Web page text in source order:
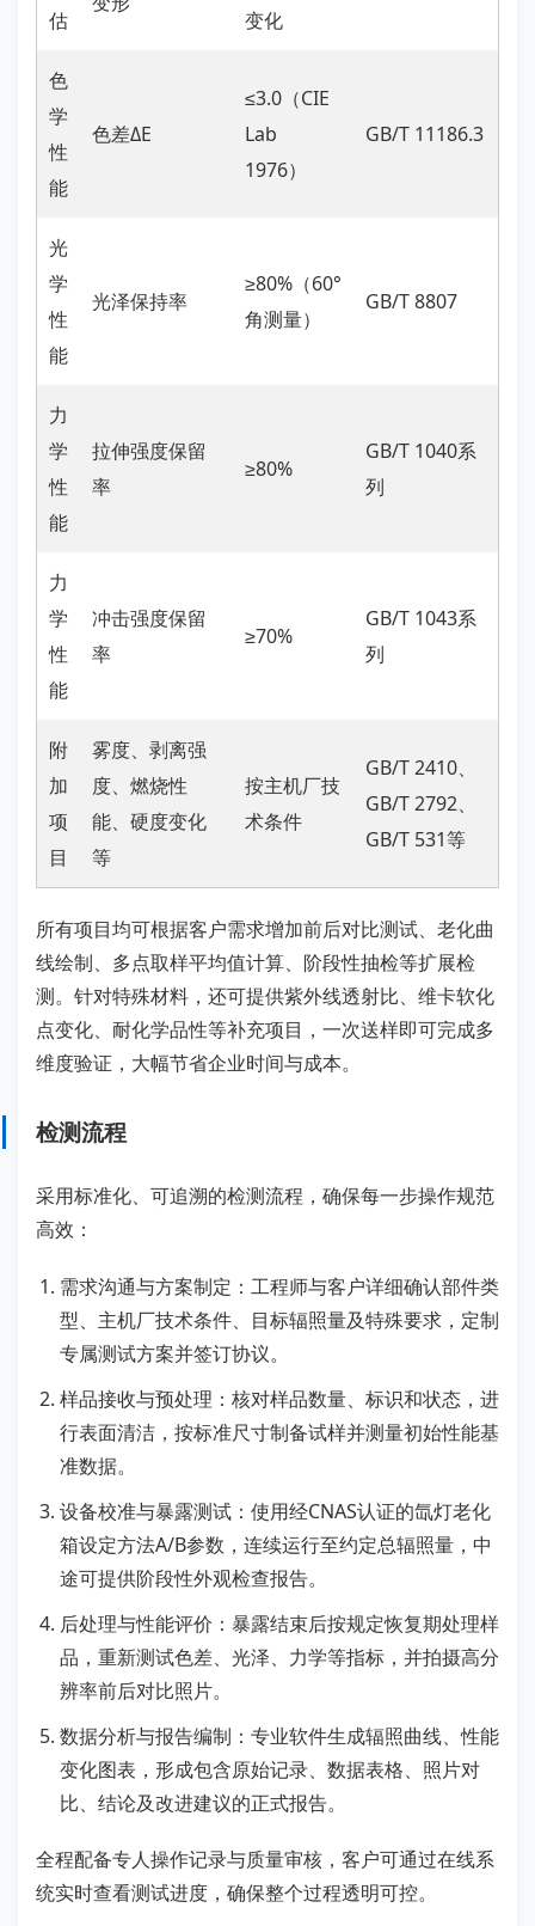
估 变化
色
学
性
能
色差ΔE
≤3.0（CIE
Lab
1976）
GB/T 11186.3
光
学
性
能
光泽保持率
≥80%（60°
角测量）
GB/T 8807
力
学
性
能
拉伸强度保留
率
≥80%
GB/T 1040系
列
力
学
性
能
冲击强度保留
率
≥70%
GB/T 1043系
列
附
加
项
目
雾度、剥离强
度、燃烧性
能、硬度变化
等
按主机厂技
术条件
GB/T 2410、
GB/T 2792、
GB/T 531等
所有项目均可根据客户需求增加前后对比测试、老化曲
线绘制、多点取样平均值计算、阶段性抽检等扩展检
测。针对特殊材料，还可提供紫外线透射比、维卡软化
点变化、耐化学品性等补充项目，一次送样即可完成多
维度验证，大幅节省企业时间与成本。
检测流程
采用标准化、可追溯的检测流程，确保每一步操作规范
高效：
需求沟通与方案制定：工程师与客户详细确认部件类
型、主机厂技术条件、目标辐照量及特殊要求，定制
专属测试方案并签订协议。
样品接收与预处理：核对样品数量、标识和状态，进
行表面清洁，按标准尺寸制备试样并测量初始性能基
准数据。
设备校准与暴露测试：使用经CNAS认证的氙灯老化
箱设定方法A/B参数，连续运行至约定总辐照量，中
途可提供阶段性外观检查报告。
后处理与性能评价：暴露结束后按规定恢复期处理样
品，重新测试色差、光泽、力学等指标，并拍摄高分
辨率前后对比照片。
数据分析与报告编制：专业软件生成辐照曲线、性能
变化图表，形成包含原始记录、数据表格、照片对
比、结论及改进建议的正式报告。
全程配备专人操作记录与质量审核，客户可通过在线系
统实时查看测试进度，确保整个过程透明可控。